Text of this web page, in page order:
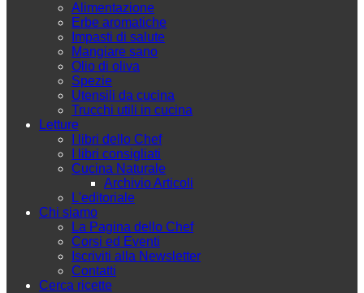
Alimentazione
Erbe aromatiche
Impasti di salute
Mangiare sano
Olio di oliva
Spezie
Utensili da cucina
Trucchi utili in cucina
Letture
I libri dello Chef
I libri consigliati
Cucina Naturale
Archivio Articoli
L'editoriale
Chi siamo
La Pagina dello Chef
Corsi ed Eventi
Iscriviti alla Newsletter
Contatti
Cerca ricette